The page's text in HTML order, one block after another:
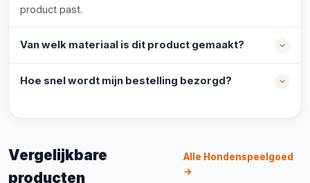
product past.
Van welk materiaal is dit product gemaakt?
Hoe snel wordt mijn bestelling bezorgd?
Vergelijkbare
producten
Alle Hondenspeelgoed
→